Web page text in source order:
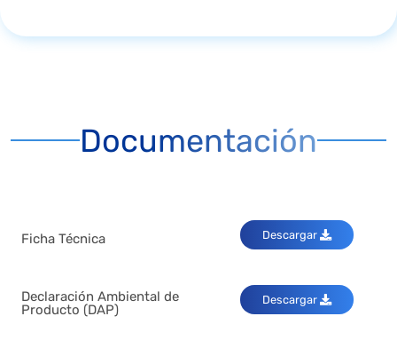
Documentación
Ficha Técnica Descargar
Declaración Ambiental de
Producto (DAP)
Descargar